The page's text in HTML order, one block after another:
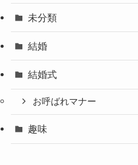
未分類
結婚
結婚式
お呼ばれマナー
趣味